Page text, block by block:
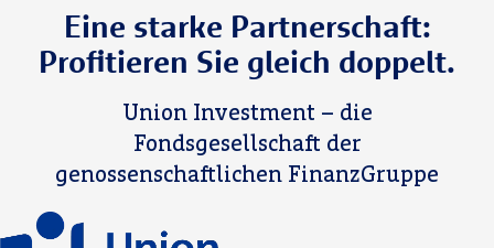
Eine starke Partnerschaft:
Profitieren Sie gleich doppelt.
Union Investment – die
Fondsgesellschaft der
genossenschaftlichen FinanzGruppe